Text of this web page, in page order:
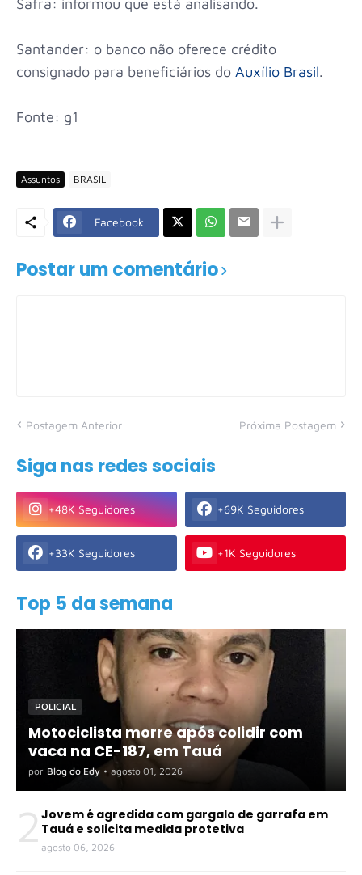
Santander: o banco não oferece crédito
consignado para beneficiários do Auxílio Brasil.
Fonte: g1
Assuntos BRASIL
Facebook
Postar um comentário
Postagem Anterior Próxima Postagem
Siga nas redes sociais
+48K Seguidores +69K Seguidores
+33K Seguidores +1K Seguidores
Top 5 da semana
POLICIAL
Motociclista morre após colidir com
vaca na CE-187, em Tauá
por Blog do Edy • agosto 01, 2026
2 Jovem é agredida com gargalo de garrafa em
Tauá e solicita medida protetiva
agosto 06, 2026